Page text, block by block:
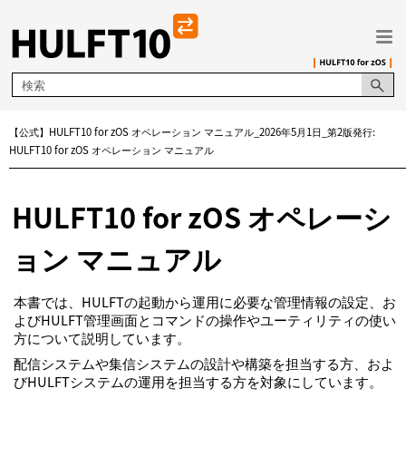
メイン コンテンツにスキップ
【公式】HULFT10 for zOS オペレーション マニュアル_2026年5月1日_第2版発行:
HULFT10 for zOS オペレーション マニュアル
HULFT10 for zOS オペレーシ
ョン マニュアル
本書では、HULFTの起動から運用に必要な管理情報の設定、お
よびHULFT管理画面とコマンドの操作やユーティリティの使い
方について説明しています。
配信システムや集信システムの設計や構築を担当する方、およ
びHULFTシステムの運用を担当する方を対象にしています。